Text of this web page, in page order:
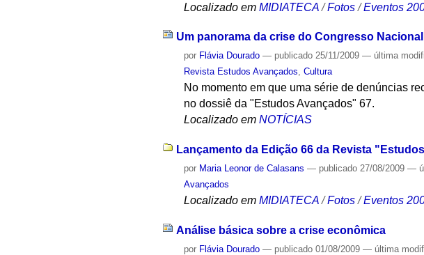
Localizado em MIDIATECA /Fotos /Eventos
Um panorama da crise do Congresso Nacional
por Flávia Dourado — publicado 25/11/2009— última
Revista Estudos Avançados,Cultura
No momento em que uma série de denúncias
no dossiê da "Estudos Avançados" 67.
Localizado em NOTÍCIAS
Lançamento da Edição 66 da Revista
por Maria Leonor de Calasans — publicado 27/08/2009—
Avançados
Localizado em MIDIATECA /Fotos /Eventos
Análise básica sobre a crise econômica
por Flávia Dourado — publicado 01/08/2009— última